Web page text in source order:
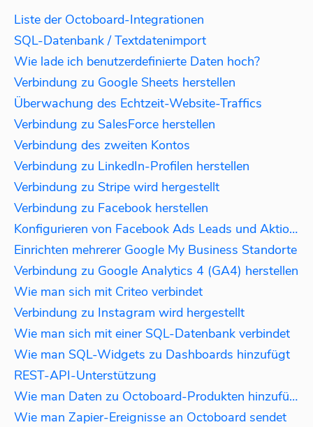
Liste der Octoboard-Integrationen
SQL-Datenbank / Textdatenimport
Wie lade ich benutzerdefinierte Daten hoch?
Verbindung zu Google Sheets herstellen
Überwachung des Echtzeit-Website-Traffics
Verbindung zu SalesForce herstellen
Verbindung des zweiten Kontos
Verbindung zu LinkedIn-Profilen herstellen
Verbindung zu Stripe wird hergestellt
Verbindung zu Facebook herstellen
Konfigurieren von Facebook Ads Leads und Aktionen
Einrichten mehrerer Google My Business Standorte
Verbindung zu Google Analytics 4 (GA4) herstellen
Wie man sich mit Criteo verbindet
Verbindung zu Instagram wird hergestellt
Wie man sich mit einer SQL-Datenbank verbindet
Wie man SQL-Widgets zu Dashboards hinzufügt
REST-API-Unterstützung
Wie man Daten zu Octoboard-Produkten hinzufügt
Wie man Zapier-Ereignisse an Octoboard sendet